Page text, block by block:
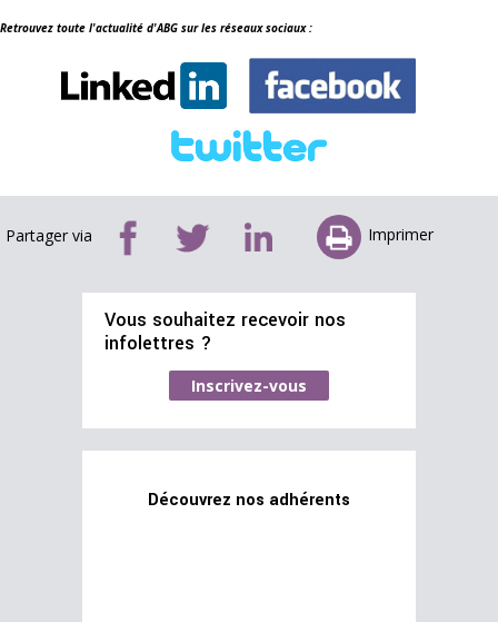
Retrouvez toute l'actualité d'ABG sur les réseaux sociaux :
Partager via Imprimer
Vous souhaitez recevoir nos
infolettres ?
Inscrivez-vous
Découvrez nos adhérents